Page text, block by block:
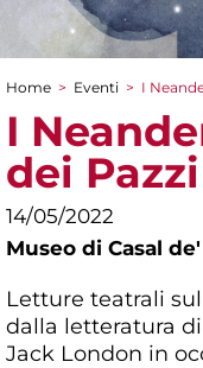
Tu sei qui
Home > Eventi > I
I
dei Pazzi
14/05/2022
Museo di Casal
Letture teatrali
dalla letteratura
Jack London in